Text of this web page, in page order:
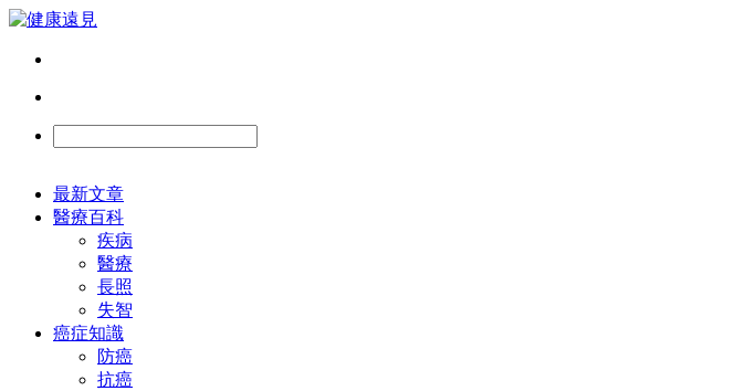
最新文章
醫療百科
疾病
醫療
長照
失智
癌症知識
防癌
抗癌